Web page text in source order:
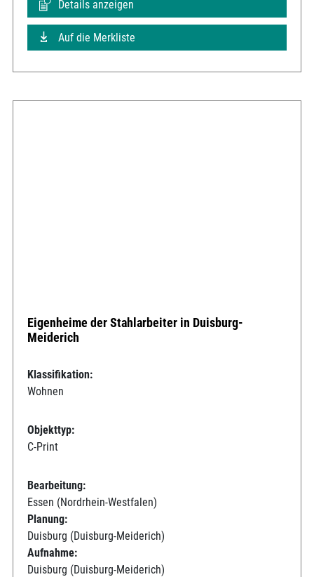
Details anzeigen
Auf die Merkliste
Eigenheime der Stahlarbeiter in Duisburg-
Meiderich
Klassifikation:
Wohnen
Objekttyp:
C-Print
Bearbeitung:
Essen (Nordrhein-Westfalen)
Planung:
Duisburg (Duisburg-Meiderich)
Aufnahme:
Duisburg (Duisburg-Meiderich)